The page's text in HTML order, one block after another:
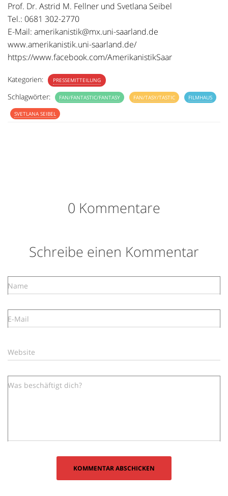
Prof. Dr. Astrid M. Fellner und Svetlana Seibel
Tel.: 0681 302-2770
E-Mail: amerikanistik@mx.uni-saarland.de
www.amerikanistik.uni-saarland.de/
https://www.facebook.com/AmerikanistikSaar
Kategorien: PRESSEMITTEILUNG
Schlagwörter: FAN/FANTASTIC/FANTASY FAN/TASY/TASTIC FILMHAUS
SVETLANA SEIBEL
0 Kommentare
Schreibe einen Kommentar
Name
E-Mail
Website
Was beschäftigt dich?